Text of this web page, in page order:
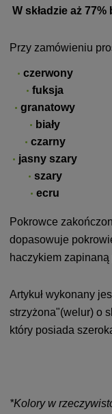
W składzie aż 77%
Przy zamówieniu
czerwony
fuksja
granatowy
biały
czarny
jasny szary
szary
ecru
Pokrowce
dopasowuje
haczykiem
Artykuł wykonany
strzyżona"(welur) o
który posiada
*Kolory w